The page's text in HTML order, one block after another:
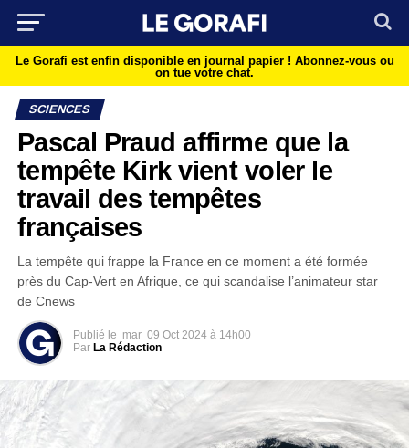
Le Gorafi est enfin disponible en journal papier ! Abonnez-vous ou
on tue votre chat.
SCIENCES
Pascal Praud affirme que la
tempête Kirk vient voler le
travail des tempêtes
françaises
La tempête qui frappe la France en ce moment a été formée
près du Cap-Vert en Afrique, ce qui scandalise l’animateur star
de Cnews
Publié le mar 09 Oct 2024 à 14h00
Par La Rédaction